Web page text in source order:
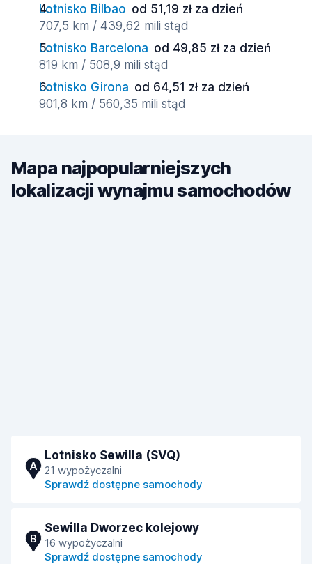
Lotnisko Bilbao od 51,19 zł za dzień
707,5 km / 439,62 mili stąd
Lotnisko Barcelona od 49,85 zł za dzień
819 km / 508,9 mili stąd
Lotnisko Girona od 64,51 zł za dzień
901,8 km / 560,35 mili stąd
Mapa najpopularniejszych
lokalizacji wynajmu samochodów
A
Lotnisko Sewilla (SVQ)
21 wypożyczalni
Sprawdź dostępne samochody
B
Sewilla Dworzec kolejowy
16 wypożyczalni
Sprawdź dostępne samochody